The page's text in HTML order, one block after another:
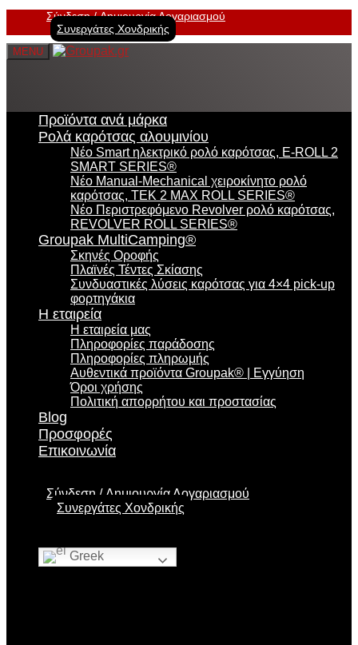
Σύνδεση
Δημιουργία Λογαριασμού
Συνεργάτες Χονδρικής
MENU
Προϊόντα ανά μάρκα
Ρολά καρότσας αλουμινίου
Νέο Smart ηλεκτρικό ρολό καρότσας, E-ROLL 2
SMART SERIES®
Νέο Manual-Mechanical χειροκίνητο ρολό
καρότσας, TEK 2 MAX ROLL SERIES®
Νέο Περιστρεφόμενο Revolver ρολό καρότσας,
REVOLVER ROLL SERIES®
Groupak MultiCamping®
Σκηνές Οροφής
Πλαϊνές Τέντες Σκίασης
Συνδυαστικές λύσεις καρότσας για 4×4 pick-up
φορτηγάκια
Η εταιρεία
Η εταιρεία μας
Πληροφορίες παράδοσης
Πληροφορίες πληρωμής
Αυθεντικά προϊόντα Groupak® | Εγγύηση
Όροι χρήσης
Πολιτική απορρήτου και προστασίας
Blog
Προσφορές
Επικοινωνία
Greek
Σύνδεση
Δημιουργία Λογαριασμού
Συνεργάτες Χονδρικής